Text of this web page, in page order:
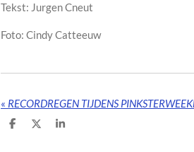
Tekst: Jurgen Cneut
Foto: Cindy Catteeuw
« RECORDREGEN TIJDENS
D
D
S